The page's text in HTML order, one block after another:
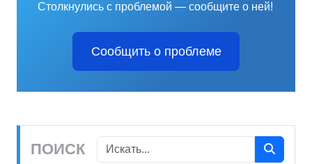
Столкнулись с проблемой — сообщите о ней!
Сообщить о проблеме
ПОИСК